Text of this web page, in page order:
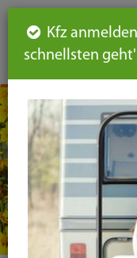
Seiteninhalt
leichte
Sprache
Kfz
schnellsten